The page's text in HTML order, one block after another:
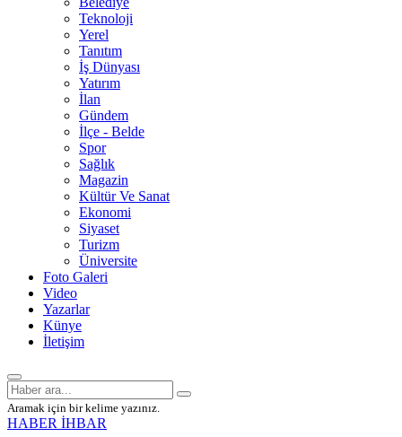
Teknoloji
Yerel
Tanıtım
İş Dünyası
Yatırım
İlan
Gündem
İlçe - Belde
Spor
Sağlık
Magazin
Kültür Ve Sanat
Ekonomi
Siyaset
Turizm
Üniversite
Foto Galeri
Video
Yazarlar
Künye
İletişim
Aramak için bir kelime yazınız.
HABER İHBAR